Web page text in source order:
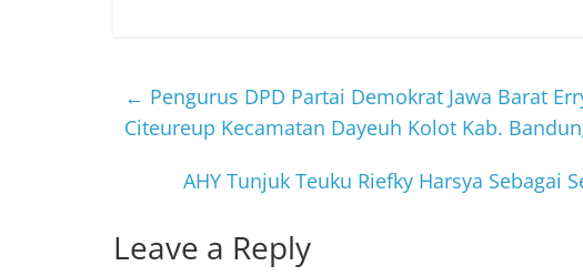
b
o
o
← Pengurus DPD Partai Demokrat Jawa Barat
Citeureup Kecamatan Dayeuh Kolot Kab.
AHY Tunjuk Teuku Riefky Harsya Sebagai
Leave a Reply